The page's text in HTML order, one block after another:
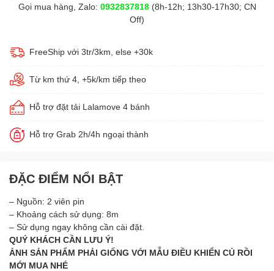
Gọi mua hàng, Zalo: 0932837818(8h-12h; 13h30-17h30; CN
Off)
FreeShip với 3tr/3km, else +30k
Từ km thứ 4, +5k/km tiếp theo
Hỗ trợ đặt tải Lalamove 4 bánh
Hỗ trợ Grab 2h/4h ngoại thành
ĐẶC ĐIỂM NỔI BẬT
– Nguồn: 2 viên pin
– Khoảng cách sử dụng: 8m
– Sử dụng ngay không cần cài đặt.
QUÝ KHÁCH CẦN LƯU Ý!
ẢNH SẢN PHẨM PHẢI GIỐNG VỚI MẪU ĐIỀU KHIỂN CỦ RỒI
MỚI MUA NHÉ